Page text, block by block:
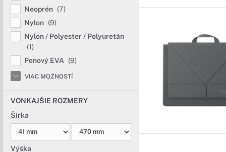
Neoprén (7)
Nylon (9)
Nylon / Polyester / Polyuretán
(1)
Penový EVA
(9)
VIAC MOŽNOSTÍ
VONKAJŠIE ROZMERY
Šírka
Výška